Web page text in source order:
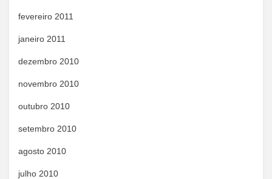
fevereiro 2011
janeiro 2011
dezembro 2010
novembro 2010
outubro 2010
setembro 2010
agosto 2010
julho 2010